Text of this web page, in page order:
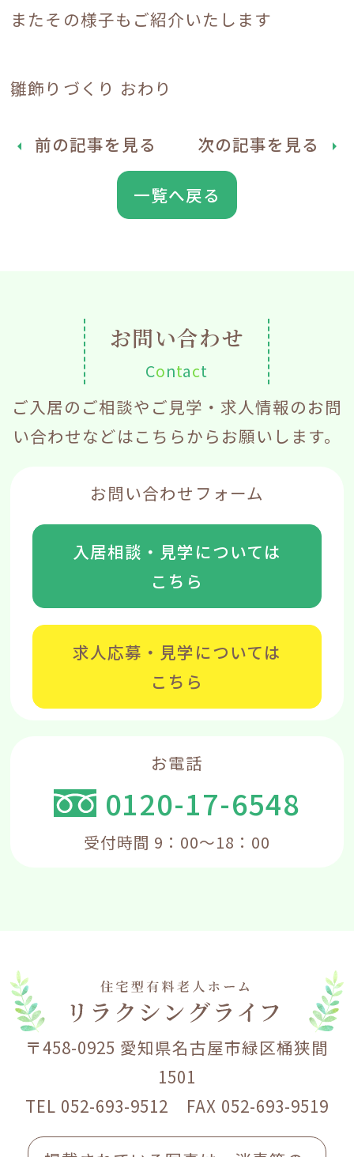
またその様子もご紹介いたします
雛飾りづくり おわり
arrow_left 前の記事を見る 次の記事を見る arrow_right
一覧へ戻る
お問い合わせ
Contact
ご入居のご相談やご見学・求人情報のお問
い合わせなどはこちらからお願いします。
お電話
0120-17-6548
受付時間 9：00～18：00
お問い合わせフォーム
入居相談・見学については
こちら
求人応募・見学については
こちら
〒458-0925 愛知県名古屋市緑区桶狭間
1501
TEL 052-693-9512 FAX 052-693-9519